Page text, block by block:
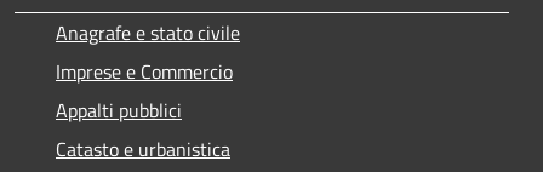
Anagrafe e stato civile
Imprese e Commercio
Appalti pubblici
Catasto e urbanistica